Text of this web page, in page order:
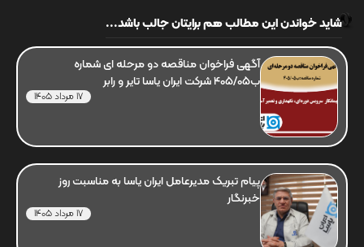
شاید خواندن این مطالب هم برایتان جالب باشد...
آگهی فراخوان مناقصه دو مرحله ای شماره
ب405/05 شرکت ایران یاسا تایر و رابر
17 مرداد 1405
پیام تبریک مدیرعامل ایران یاسا به مناسبت روز
خبرنگار
17 مرداد 1405